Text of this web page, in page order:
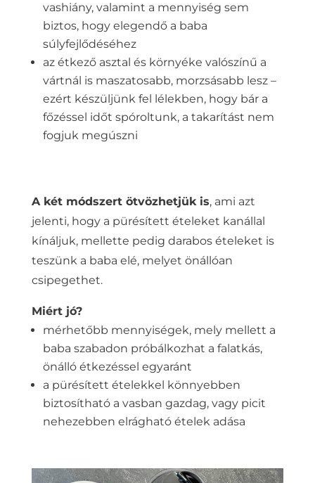
vashiány, valamint a mennyiség sem
biztos, hogy elegendő a baba
súlyfejlődéséhez
az étkező asztal és környéke valószínű a
vártnál is maszatosabb, morzsásabb lesz –
ezért készüljünk fel lélekben, hogy bár a
főzéssel időt spóroltunk, a takarítást nem
fogjuk megúszni
A két módszert ötvözhetjük is, ami azt
jelenti, hogy a pürésített ételeket kanállal
kínáljuk, mellette pedig darabos ételeket is
teszünk a baba elé, melyet önállóan
csipegethet.
Miért jó?
mérhetőbb mennyiségek, mely mellett a
baba szabadon próbálkozhat a falatkás,
önálló étkezéssel egyaránt
a pürésített ételekkel könnyebben
biztosítható a vasban gazdag, vagy picit
nehezebben elrágható ételek adása